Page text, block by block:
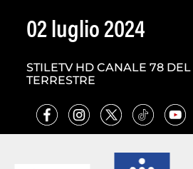
02 luglio 2024
STILETV HD CANALE 78 DEL
TERRESTRE